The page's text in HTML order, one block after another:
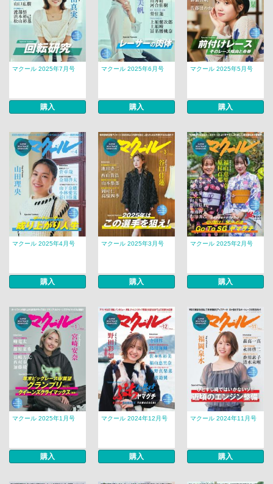
マクール 2025年7月号
購入
マクール 2025年6月号
購入
マクール 2025年5月号
購入
マクール 2025年4月号
購入
マクール 2025年3月号
購入
マクール 2025年2月号
購入
マクール 2025年1月号
購入
マクール 2024年12月号
購入
マクール 2024年11月号
購入